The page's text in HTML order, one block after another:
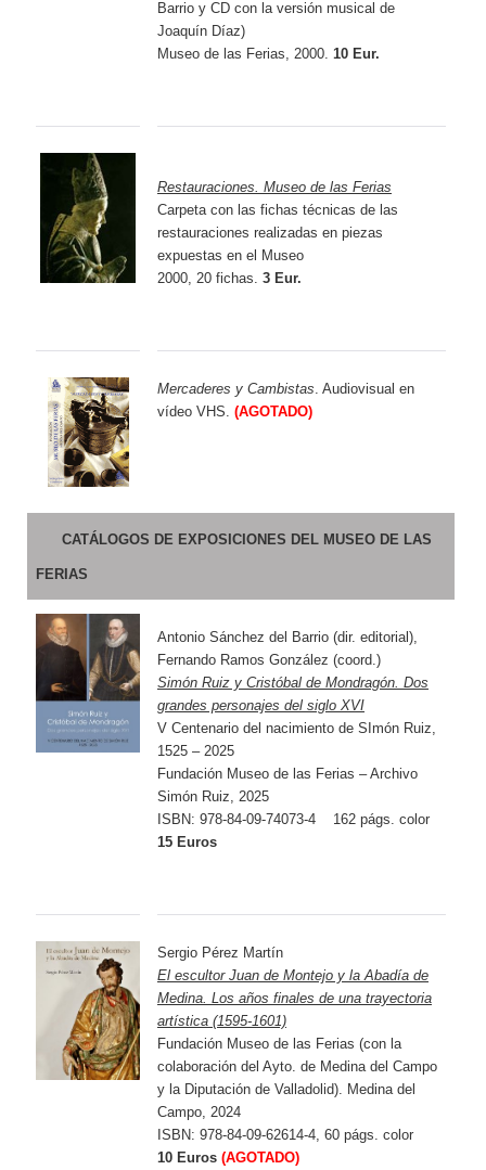
Barrio y CD con la versión musical de
Joaquín Díaz)
Museo de las Ferias, 2000. 10 Eur.
Restauraciones. Museo de las Ferias
Carpeta con las fichas técnicas de las
restauraciones realizadas en piezas
expuestas en el Museo
2000, 20 fichas. 3 Eur.
Mercaderes y Cambistas. Audiovisual en
vídeo VHS. (AGOTADO)
CATÁLOGOS DE EXPOSICIONES DEL MUSEO DE LAS
FERIAS
Antonio Sánchez del Barrio (dir. editorial),
Fernando Ramos González (coord.)
Simón Ruiz y Cristóbal de Mondragón. Dos
grandes personajes del siglo XVI
V Centenario del nacimiento de SImón Ruiz,
1525 – 2025
Fundación Museo de las Ferias – Archivo
Simón Ruiz, 2025
ISBN: 978-84-09-74073-4 162 págs. color
15 Euros
Sergio Pérez Martín
El escultor Juan de Montejo y la Abadía de
Medina. Los años finales de una trayectoria
artística (1595-1601)
Fundación Museo de las Ferias (con la
colaboración del Ayto. de Medina del Campo
y la Diputación de Valladolid). Medina del
Campo, 2024
ISBN: 978-84-09-62614-4, 60 págs. color
10 Euros (AGOTADO)